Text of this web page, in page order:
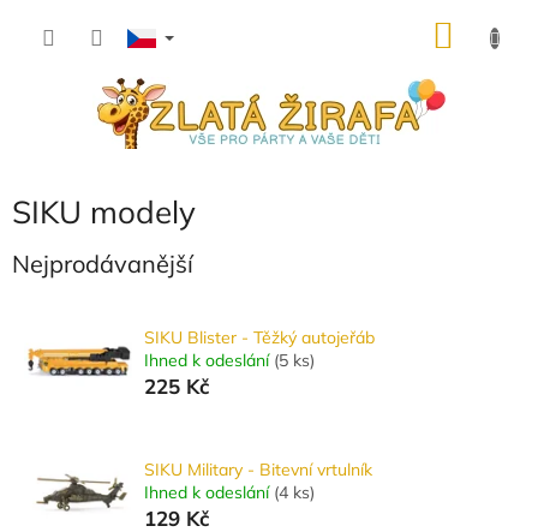
SIKU modely
Nejprodávanější
SIKU Blister - Těžký autojeřáb
Ihned k odeslání (5 ks)
225 Kč
SIKU Military - Bitevní vrtulník
Ihned k odeslání (4 ks)
129 Kč